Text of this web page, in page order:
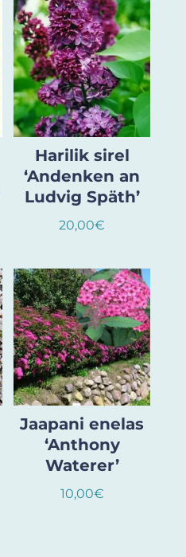
Harilik sirel
‘Andenken an
Ludvig Späth’
20,00€
Jaapani enelas
‘Anthony
Waterer’
10,00€